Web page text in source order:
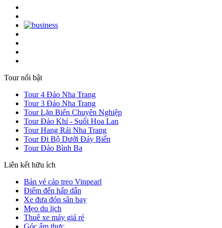
Tour nổi bật
Tour 4 Đảo Nha Trang
Tour 3 Đảo Nha Trang
Tour Lặn Biển Chuyên Nghiệp
Tour Đảo Khỉ - Suối Hoa Lan
Tour Hang Rái Nha Trang
Tour Đi Bộ Dưới Đáy Biển
Tour Đảo Bình Ba
Liên kết hữu ích
Bán vé cáp treo Vinpearl
Điểm đến hấp dẫn
Xe đưa đón sân bay
Mẹo du lịch
Thuê xe máy giá rẻ
Góc ẩm thực